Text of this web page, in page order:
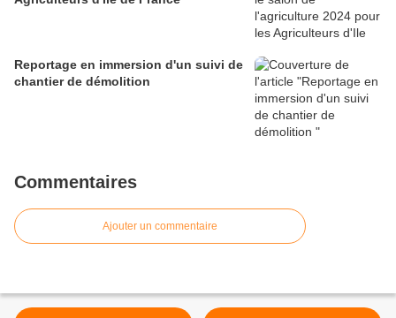
Reportage en immersion d'un suivi de
chantier de démolition
Commentaires
Ajouter un commentaire